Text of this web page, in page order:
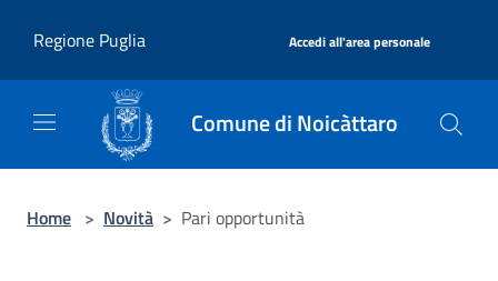
Regione Puglia
Accedi all'area personale
Comune di Noicàttaro
Home > Novità > Pari opportunità